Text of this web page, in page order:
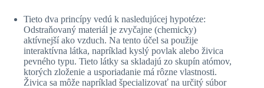
Tieto dva princípy vedú k nasledujúcej hypotéze:
Odstraňovaný materiál je zvyčajne (chemicky)
aktívnejší ako vzduch. Na tento účel sa použije
interaktívna látka, napríklad kyslý povlak alebo živica
pevného typu. Tieto látky sa skladajú zo skupín atómov,
ktorých zloženie a usporiadanie má rôzne vlastnosti.
Živica sa môže napríklad špecializovať na určitý súbor